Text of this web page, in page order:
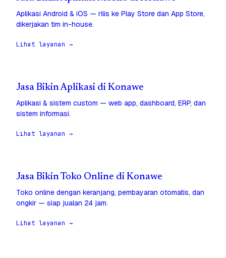
Aplikasi Android & iOS — rilis ke Play Store dan App Store,
dikerjakan tim in-house.
Lihat layanan →
Jasa Bikin Aplikasi di Konawe
Aplikasi & sistem custom — web app, dashboard, ERP, dan
sistem informasi.
Lihat layanan →
Jasa Bikin Toko Online di Konawe
Toko online dengan keranjang, pembayaran otomatis, dan
ongkir — siap jualan 24 jam.
Lihat layanan →